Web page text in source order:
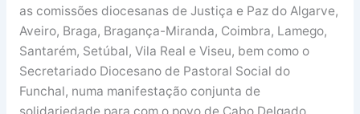
as comissões diocesanas de Justiça e Paz do Algarve,
Aveiro, Braga, Bragança-Miranda, Coimbra, Lamego,
Santarém, Setúbal, Vila Real e Viseu, bem como o
Secretariado Diocesano de Pastoral Social do
Funchal, numa manifestação conjunta de